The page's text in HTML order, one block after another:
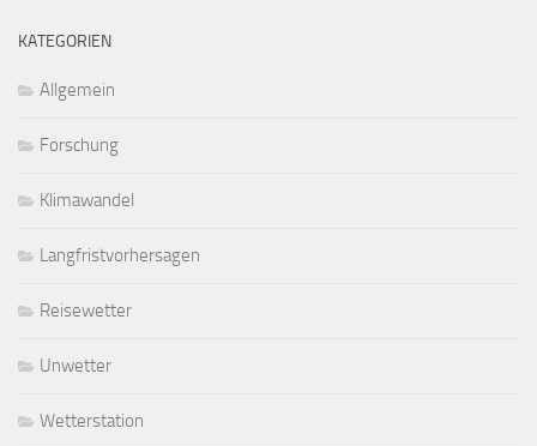
KATEGORIEN
Allgemein
Forschung
Klimawandel
Langfristvorhersagen
Reisewetter
Unwetter
Wetterstation